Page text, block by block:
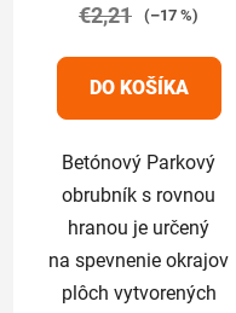
5,0
5
hviezdičiek.
€2,21 (–17 %)
DO KOŠÍKA
Betónový Parkový
obrubník s rovnou
hranou je určený
na spevnenie okrajov
plôch vytvorených